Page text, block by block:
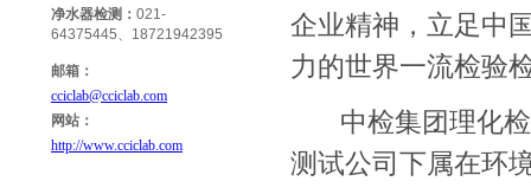
净水器检测： 021-
64375445、18721942395
邮箱：
cciclab@cciclab.com
网站：
http://www.cciclab.com
企业精神，立足中
力的世界一流检验
中检集团理化
测试公司下属在环